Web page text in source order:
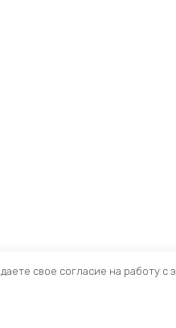
свое согласие на работу с